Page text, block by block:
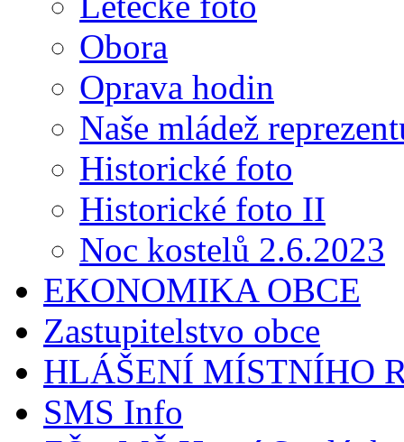
Obora
Oprava hodin
Naše mládež
Historické foto
Historické foto II
Noc kostelů 2.6.2023
EKONOMIKA OBCE
Zastupitelstvo obce
HLÁŠENÍ MÍSTNÍHO
SMS Info